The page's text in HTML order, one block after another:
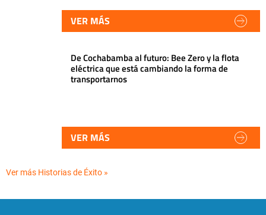
VER MÁS
De Cochabamba al futuro: Bee Zero y la flota
eléctrica que está cambiando la forma de
transportarnos
VER MÁS
Ver más Historias de Éxito »